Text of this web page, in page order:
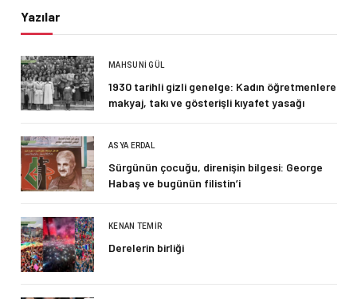
Yazılar
MAHSUNI GÜL
1930 tarihli gizli genelge: Kadın öğretmenlere
makyaj, takı ve gösterişli kıyafet yasağı
ASYA ERDAL
Sürgünün çocuğu, direnişin bilgesi: George
Habaş ve bugünün filistin’i
KENAN TEMIR
Derelerin birliği